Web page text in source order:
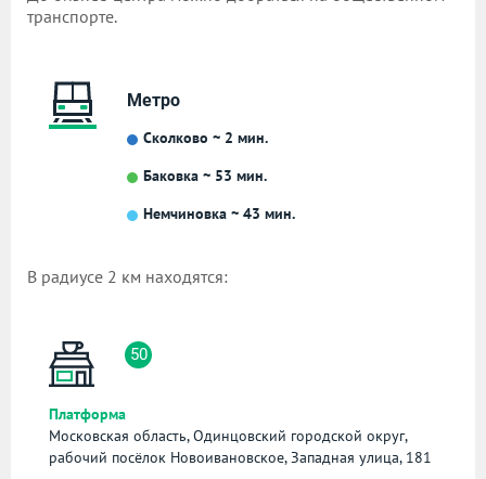
транспорте.
Метро
Сколково ~ 2 мин.
Баковка ~ 53 мин.
Немчиновка ~ 43 мин.
В радиусе 2 км находятся:
50
Платформа
Московская область, Одинцовский городской округ,
рабочий посёлок Новоивановское, Западная улица, 181